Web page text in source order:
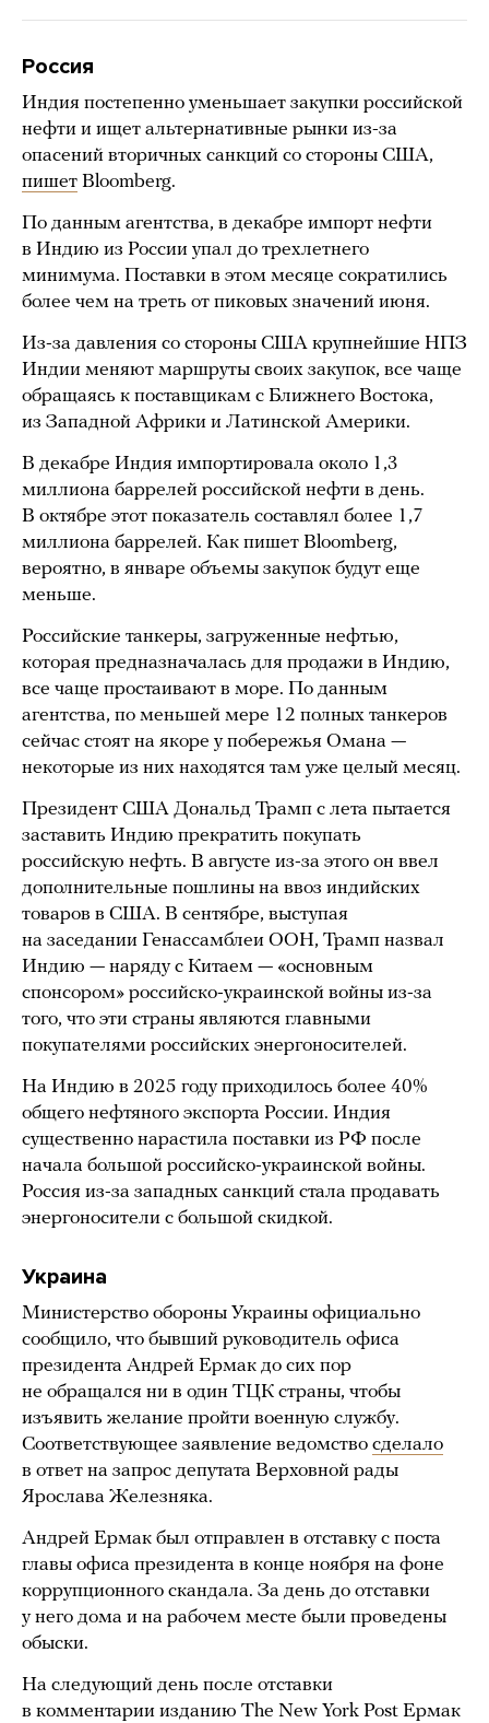
Россия
Индия постепенно уменьшает закупки российской
нефти и ищет альтернативные рынки из-за
опасений вторичных санкций со стороны США,
пишет Bloomberg.
По данным агентства, в декабре импорт нефти
в Индию из России упал до трехлетнего
минимума. Поставки в этом месяце сократились
более чем на треть от пиковых значений июня.
Из-за давления со стороны США крупнейшие НПЗ
Индии меняют маршруты своих закупок, все чаще
обращаясь к поставщикам с Ближнего Востока,
из Западной Африки и Латинской Америки.
В декабре Индия импортировала около 1,3
миллиона баррелей российской нефти в день.
В октябре этот показатель составлял более 1,7
миллиона баррелей. Как пишет Bloomberg,
вероятно, в январе объемы закупок будут еще
меньше.
Российские танкеры, загруженные нефтью,
которая предназначалась для продажи в Индию,
все чаще простаивают в море. По данным
агентства, по меньшей мере 12 полных танкеров
сейчас стоят на якоре у побережья Омана —
некоторые из них находятся там уже целый месяц.
Президент США Дональд Трамп с лета пытается
заставить Индию прекратить покупать
российскую нефть. В августе из-за этого он ввел
дополнительные пошлины на ввоз индийских
товаров в США. В сентябре, выступая
на заседании Генассамблеи ООН, Трамп назвал
Индию — наряду с Китаем — «основным
спонсором» российско-украинской войны из-за
того, что эти страны являются главными
покупателями российских энергоносителей.
На Индию в 2025 году приходилось более 40%
общего нефтяного экспорта России. Индия
существенно нарастила поставки из РФ после
начала большой российско-украинской войны.
Россия из-за западных санкций стала продавать
энергоносители с большой скидкой.
Украина
Министерство обороны Украины официально
сообщило, что бывший руководитель офиса
президента Андрей Ермак до сих пор
не обращался ни в один ТЦК страны, чтобы
изъявить желание пройти военную службу.
Соответствующее заявление ведомство сделало
в ответ на запрос депутата Верховной рады
Ярослава Железняка.
Андрей Ермак был отправлен в отставку с поста
главы офиса президента в конце ноября на фоне
коррупционного скандала. За день до отставки
у него дома и на рабочем месте были проведены
обыски.
На следующий день после отставки
в комментарии изданию The New York Post Ермак